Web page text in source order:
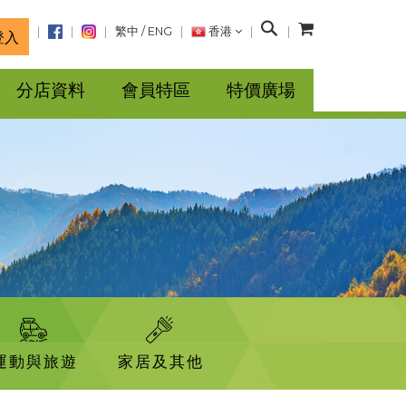
入 繁中 / ENG 香港
搜
分店資料 會員特區 特價廣場
動與旅遊 家居及其他